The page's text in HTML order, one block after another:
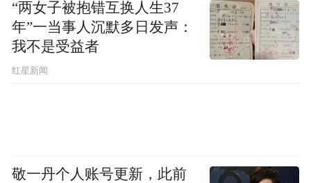
大桥北侧，临近湾仔口岸、横琴口岸，与澳
门隔水相望。
据泰禾集团官微，珠海泰禾中央广场于2018
高。
“两女子被抱错互换人生37
年”一当事人沉默多日发声：
我不是受益者
红星新闻
敬一丹个人账号更新，此前